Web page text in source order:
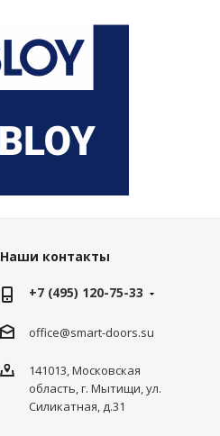
Наши контакты
+7 (495) 120-75-33
office@smart-doors.su
141013, Московская
область, г. Мытищи, ул.
Силикатная, д.31